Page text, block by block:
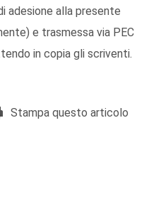
adesione alla presente
e trasmessa via PEC
in copia gli scriventi.
Stampa questo articolo